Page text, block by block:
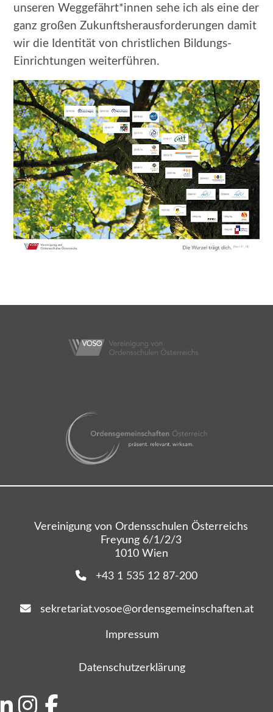
unseren Weggefährt*innen sehe ich als eine der
ganz großen Zukunftsherausforderungen damit
wir die Identität von christlichen Bildungs-
Einrichtungen weiterführen.
Vereinigung von Ordensschulen Österreichs
Freyung 6/1/2/3
1010 Wien
+43 1 535 12 87-200
sekretariat.vosoe@ordensgemeinschaften.at
Impressum
Datenschutzerklärung